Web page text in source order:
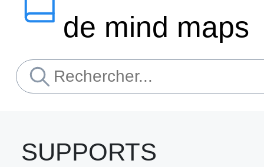
de mind maps
SUPPORTS